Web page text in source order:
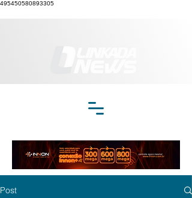
495450580893305
Post